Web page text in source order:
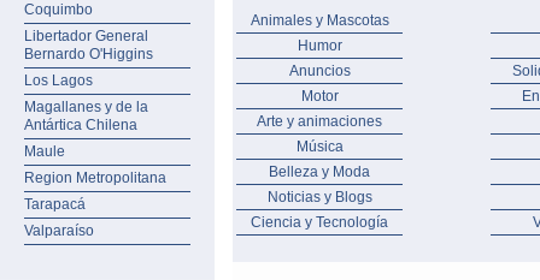
Coquimbo
Libertador General
Bernardo O'Higgins
Los Lagos
Magallanes y de la
Antártica Chilena
Maule
Region Metropolitana
Tarapacá
Valparaíso
Animales y Mascotas
Humor
Anuncios
Motor
Arte y animaciones
Música
Belleza y Moda
Noticias y Blogs
Ciencia y Tecnología